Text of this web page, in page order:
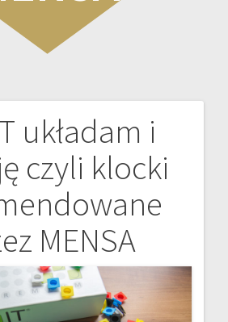
układam i
czyli klocki
MENSA